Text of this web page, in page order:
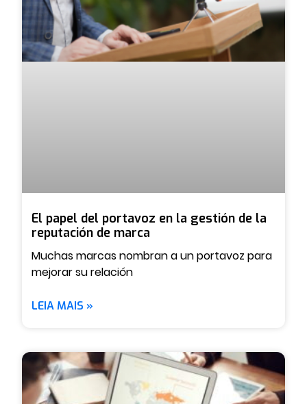
El papel del portavoz en la gestión de la
reputación de marca
Muchas marcas nombran a un portavoz para
mejorar su relación
LEIA MAIS »